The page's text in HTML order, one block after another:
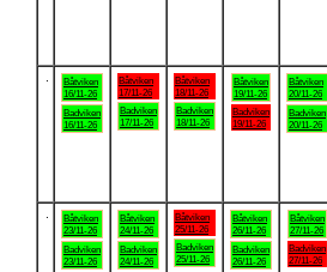
Båtviken
16/11-26
Badviken
16/11-26
Båtviken
17/11-26
Badviken
17/11-26
Båtviken
18/11-26
Badviken
18/11-26
Båtviken
19/11-26
Badviken
19/11-26
Båtviken
20/11-26
Badviken
20/11-26
Båtviken
23/11-26
Badviken
23/11-26
Båtviken
24/11-26
Badviken
24/11-26
Båtviken
25/11-26
Badviken
25/11-26
Båtviken
26/11-26
Badviken
26/11-26
Båtviken
27/11-26
Badviken
27/11-26